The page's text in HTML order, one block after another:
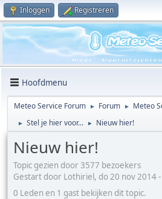
Inloggen Registreren
Hoofdmenu
Meteo Service Forum ► Forum ► Meteo
► Stel je hier voor... ► Nieuw hier!
Nieuw hier!
Topic gezien door 3577 bezoekers
Gestart door Lothiriel, do 20 nov 2014
0 Leden en 1 gast bekijken dit topic.